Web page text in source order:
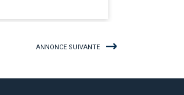
ANNONCE SUIVANTE